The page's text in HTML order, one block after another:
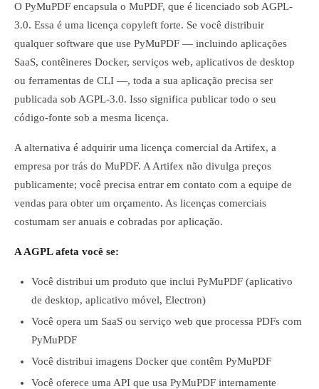
O PyMuPDF encapsula o MuPDF, que é licenciado sob AGPL-
3.0. Essa é uma licença copyleft forte. Se você distribuir
qualquer software que use PyMuPDF — incluindo aplicações
SaaS, contêineres Docker, serviços web, aplicativos de desktop
ou ferramentas de CLI —, toda a sua aplicação precisa ser
publicada sob AGPL-3.0. Isso significa publicar todo o seu
código-fonte sob a mesma licença.
A alternativa é adquirir uma licença comercial da Artifex, a
empresa por trás do MuPDF. A Artifex não divulga preços
publicamente; você precisa entrar em contato com a equipe de
vendas para obter um orçamento. As licenças comerciais
costumam ser anuais e cobradas por aplicação.
A AGPL afeta você se:
Você distribui um produto que inclui PyMuPDF (aplicativo
de desktop, aplicativo móvel, Electron)
Você opera um SaaS ou serviço web que processa PDFs com
PyMuPDF
Você distribui imagens Docker que contêm PyMuPDF
Você oferece uma API que usa PyMuPDF internamente